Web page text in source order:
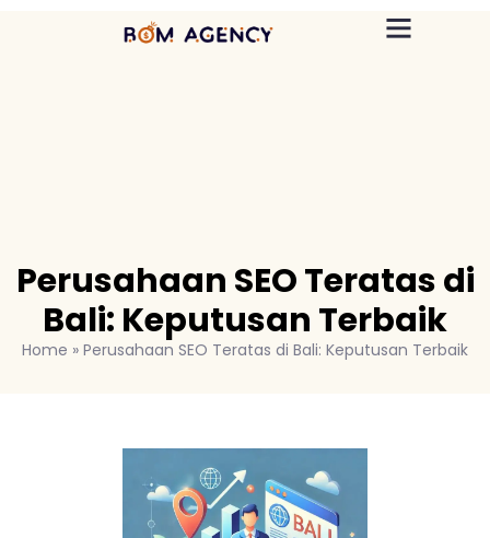
Perusahaan SEO Teratas di
Bali: Keputusan Terbaik
Home » Perusahaan SEO Teratas di Bali: Keputusan Terbaik